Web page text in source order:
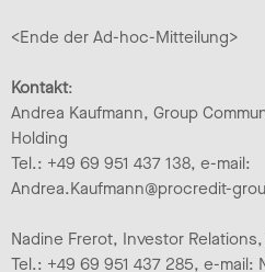
<Ende der Ad-hoc-Mitteilung>
Kontakt:
Andrea Kaufmann, Group
Holding
Tel.: +49 69 951 437 138, e-mail:
Andrea.Kaufmann@procredit-
Nadine Frerot, Investor
Tel.: +49 69 951 437 285, e-mail: